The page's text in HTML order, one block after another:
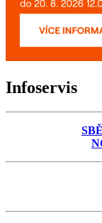
Infoservis